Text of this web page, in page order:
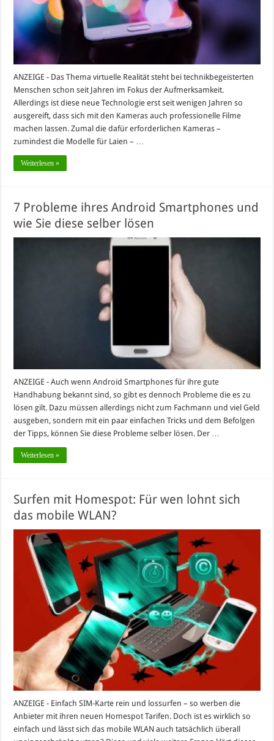
ANZEIGE - Das Thema virtuelle Realität steht bei technikbegeisterten
Menschen schon seit Jahren im Fokus der Aufmerksamkeit.
Allerdings ist diese neue Technologie erst seit wenigen Jahren so
ausgereift, dass sich mit den Kameras auch professionelle Filme
machen lassen. Zumal die dafür erforderlichen Kameras –
zumindest die Modelle für Laien – …
Weiterlesen »
7 Probleme ihres Android Smartphones und
wie Sie diese selber lösen
ANZEIGE - Auch wenn Android Smartphones für ihre gute
Handhabung bekannt sind, so gibt es dennoch Probleme die es zu
lösen gilt. Dazu müssen allerdings nicht zum Fachmann und viel Geld
ausgeben, sondern mit ein paar einfachen Tricks und dem Befolgen
der Tipps, können Sie diese Probleme selber lösen. Der …
Weiterlesen »
Surfen mit Homespot: Für wen lohnt sich
das mobile WLAN?
ANZEIGE - Einfach SIM-Karte rein und lossurfen – so werben die
Anbieter mit ihren neuen Homespot Tarifen. Doch ist es wirklich so
einfach und lässt sich das mobile WLAN auch tatsächlich überall